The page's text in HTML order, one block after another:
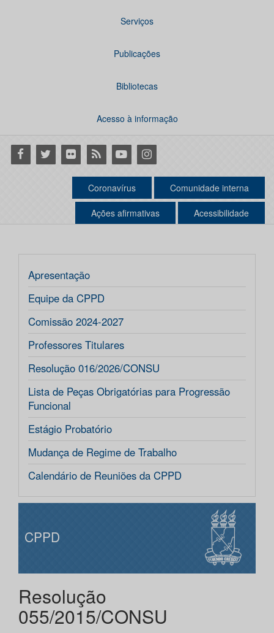
Serviços
Publicações
Bibliotecas
Acesso à informação
Facebook
Twitter Flickr RSS YoutubeInstagram
Coronavírus Comunidade interna
Ações afirmativas Acessibilidade
Apresentação
Equipe da CPPD
Comissão 2024-2027
Professores Titulares
Resolução 016/2026/CONSU
Lista de Peças Obrigatórias para Progressão
Funcional
Estágio Probatório
Mudança de Regime de Trabalho
Calendário de Reuniões da CPPD
CPPD
Resolução
055/2015/CONSU